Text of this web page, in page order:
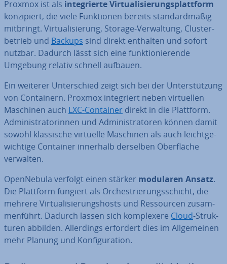
Proxmox ist als in­te­grier­te Vir­tua­li­sie­rungs­platt­form
kon­zi­piert, die viele Funk­tio­nen bereits stan­dard­mä­ßig
mitbringt. Vir­tua­li­sie­rung, Storage-Ver­wal­tung, Clus­ter­
be­trieb und Backups sind direkt enthalten und sofort
nutzbar. Dadurch lässt sich eine funk­tio­nie­ren­de
Umgebung relativ schnell aufbauen.
Ein weiterer Un­ter­schied zeigt sich bei der Un­ter­stüt­zung
von Con­tai­nern. Proxmox in­te­griert neben vir­tu­el­len
Maschinen auch LXC-Container direkt in die Plattform.
Ad­mi­nis­tra­to­rin­nen und Ad­mi­nis­tra­to­ren können damit
sowohl klas­si­sche virtuelle Maschinen als auch leicht­ge­
wich­ti­ge Container innerhalb derselben Ober­flä­che
verwalten.
Open­Ne­bu­la verfolgt einen stärker modularen Ansatz.
Die Plattform fungiert als Or­ches­trie­rungs­schicht, die
mehrere Vir­tua­li­sie­rungs­hosts und Res­sour­cen zu­sam­
men­führt. Dadurch lassen sich kom­ple­xe­re Cloud-Struk­
tu­ren abbilden. Al­ler­dings erfordert dies im All­ge­mei­nen
mehr Planung und Kon­fi­gu­ra­ti­on.